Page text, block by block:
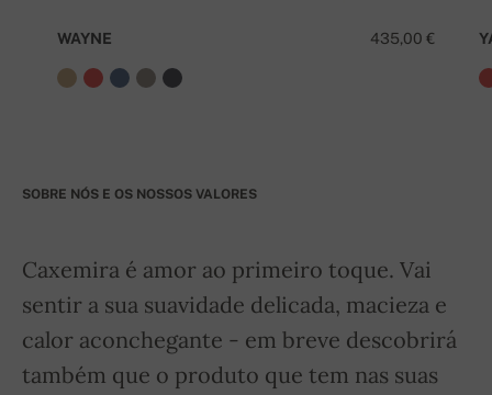
435,00 €
WAYNE
SOBRE NÓS E OS NOSSOS VALORES
Caxemira é amor ao primeiro toque. Vai
sentir a sua suavidade delicada, macieza e
calor aconchegante - em breve descobrirá
também que o produto que tem nas suas